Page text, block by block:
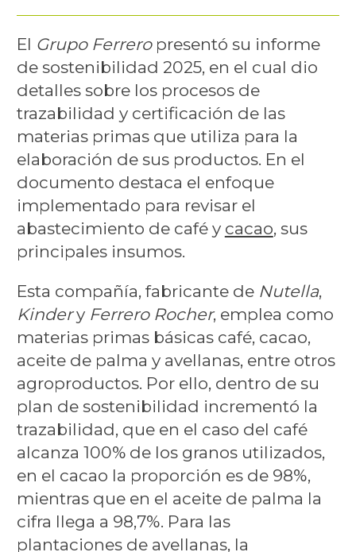
El Grupo Ferreropresentó su informe
de sostenibilidad 2025, en el cual dio
detalles sobre los procesos de
trazabilidad y certificación de las
materias primas que utiliza para la
elaboración de sus productos. En el
documento destaca el enfoque
implementado para revisar el
abastecimiento de café y cacao, sus
principales insumos.
Esta compañía, fabricante de Nutella,
Kindery Ferrero Rocher, emplea como
materias primas básicas café, cacao,
aceite de palma y avellanas, entre otros
agroproductos. Por ello, dentro de su
plan de sostenibilidad incrementó la
trazabilidad, que en el caso del café
alcanza 100% de los granos utilizados,
en el cacao la proporción es de 98%,
mientras que en el aceite de palma la
cifra llega a 98,7%. Para las
plantaciones de avellanas, la